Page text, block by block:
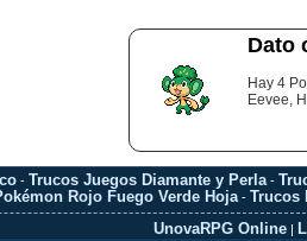
Dato
Hay 4
Eevee,
-Trucos Juegos Diamante y Perla -
Rojo Fuego Verde Hoja -Trucos
UnovaRPG Online |